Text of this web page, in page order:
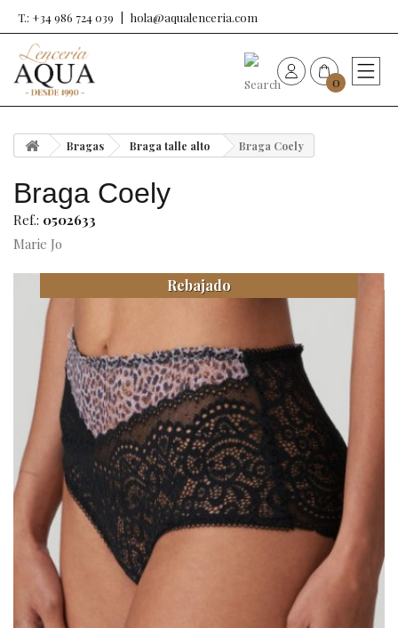
T.: +34 986 724 039 hola@aqualenceria.com
0
Sujetadores
Ropa y complementos
Lencería
Prendas moldeadoras
Hombre
Ortopedia
Outlet
Bragas Braga talle alto Braga Coely
Braga Coely
Ref.: 0502633
Marie Jo
Rebajado